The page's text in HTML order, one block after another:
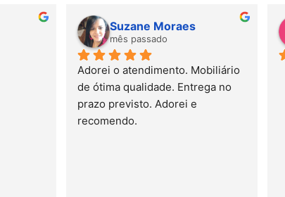
Suzane Moraes
mês passado
Adorei o atendimento. Mobiliário
de ótima qualidade. Entrega no
prazo previsto. Adorei e
recomendo.